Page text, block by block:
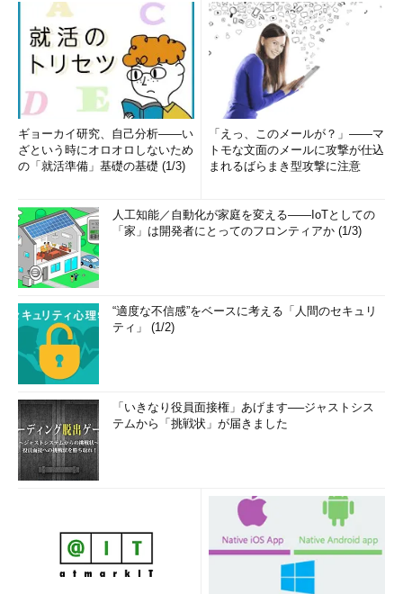
ギョーカイ研究、自己分析――い
ざという時にオロオロしないため
の「就活準備」基礎の基礎 (1/3)
「えっ、このメールが？」――マ
トモな文面のメールに攻撃が仕込
まれるばらまき型攻撃に注意
人工知能／自動化が家庭を変える――IoTとしての
「家」は開発者にとってのフロンティアか (1/3)
“適度な不信感”をベースに考える「人間のセキュリ
ティ」 (1/2)
「いきなり役員面接権」あげます──ジャストシス
テムから「挑戦状」が届きました